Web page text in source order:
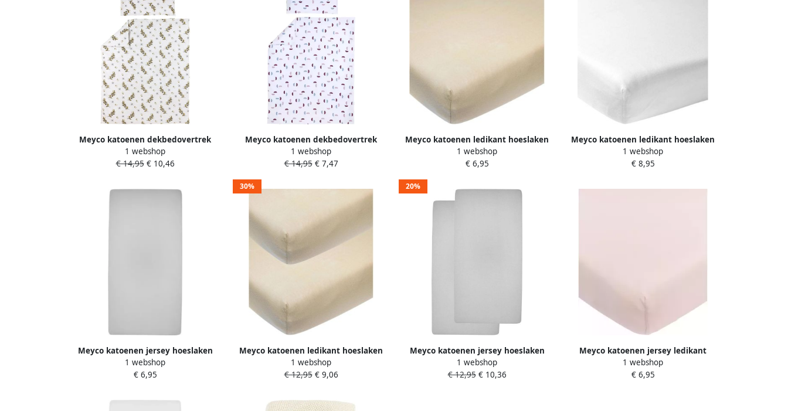
Meyco katoenen dekbedovertrek
ledikant (100x135 cm)
1 webshop
€ 14,95€ 10,46
Meyco katoenen dekbedovertrek
ledikant (100x135 cm)
1 webshop
€ 14,95€ 7,47
Meyco katoenen ledikant hoeslaken
60x120 cm sand
1 webshop
€ 6,95
Meyco katoenen ledikant hoeslaken
60x120 cm
1 webshop
€ 8,95
Meyco katoenen jersey hoeslaken
ledikant 60x120 cm
1 webshop
€ 6,95
30%
Meyco katoenen ledikant hoeslaken
60x120 cm sand (set van 2)
1 webshop
€ 12,95€ 9,06
20%
Meyco katoenen jersey hoeslaken
ledikant 60x120 cm (set van 2)
1 webshop
€ 12,95€ 10,36
Meyco katoenen jersey ledikant
hoeslaken 60x120 cm Soft Pink
1 webshop
€ 6,95